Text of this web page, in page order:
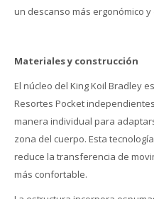
un descanso más ergonómico
Materiales y construcción
El núcleo del King Koil Bradley
Resortes Pocket
manera individual para
zona del cuerpo. Esta
reduce la transferencia de
más confortable.